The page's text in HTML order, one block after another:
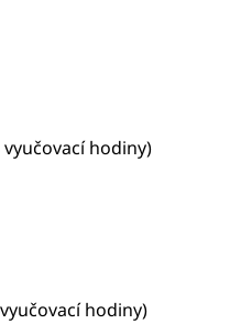
hodiny)
hodiny)